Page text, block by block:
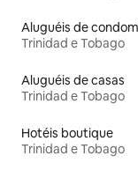
Aluguéis de
Trinidad e Tobago
Aluguéis de casas
Trinidad e Tobago
Hotéis boutique
Trinidad e Tobago